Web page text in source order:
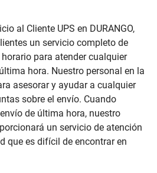
al Cliente UPS en DURANGO,
un servicio completo de
para atender cualquier
hora. Nuestro personal en la
asesorar y ayudar a cualquier
sobre el envío. Cuando
de última hora, nuestro
un servicio de atención
que es difícil de encontrar en